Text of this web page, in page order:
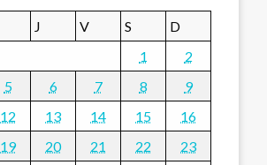
J V S
D
1
2
5 6 7 8
9
12 13 14 15
16
19 20 21 22
23